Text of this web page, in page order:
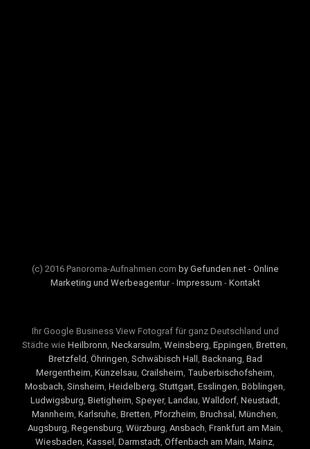
(c) 2016 Panoroma-Aufnahmen.com by Gefunden.net - Online
Marketing und Werbeagentur- Impressum - Kontakt
Ihr Google Business View Fotograf für ganz Deutschland und
Städte wie Heilbronn, Neckarsulm, Weinsberg, Eppingen, Bretten,
Bretzfeld, Öhringen, Schwäbisch Hall , Backnang, Bad
Mergentheim, Künzelsau, Crailsheim, Tauberbischofsheim,
Mosbach, Sinsheim, Heidelberg, Stuttgart, Esslingen, Böblingen,
Ludwigsburg, Bietigheim, Speyer, Landau, Walldorf, Neustadt,
Mannheim, Karlsruhe, Bretten, Pforzheim, Bruchsal , München,
Augsburg, Regensburg, Würzburg, Ansbach, Frankfurt am Main,
Wiesbaden, Kassel , Darmstadt, Offenbach am Main, Mainz,